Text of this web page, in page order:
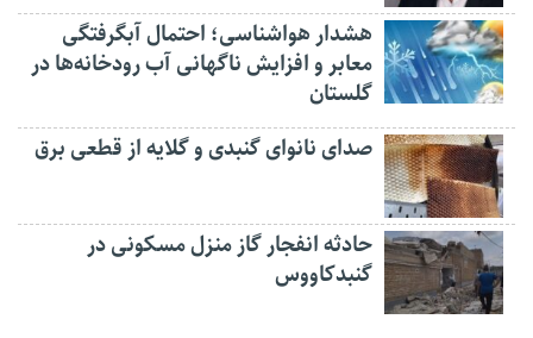
هشدار هواشناسی؛ احتمال آبگرفتگی
معابر و افزایش ناگهانی آب رودخانه‌ها در
گلستان
صدای نانوای گنبدی و گلایه از قطعی برق
حادثه انفجار گاز منزل مسکونی در
گنبدکاووس